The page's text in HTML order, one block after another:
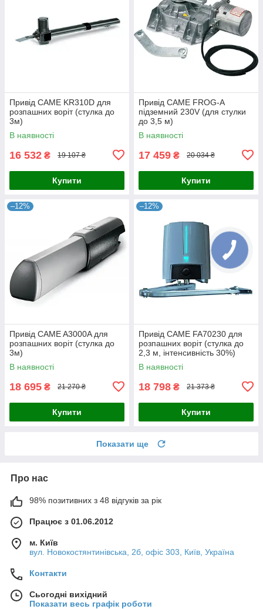
Привід CAME KR310D для
розпашних воріт (стулка до
3м)
В наявності
16 532 ₴ 19 107 ₴
Купити
Привід CAME FROG-A
підземний 230V (для стулки
до 3,5 м)
В наявності
17 459 ₴ 20 034 ₴
Купити
–12%
Привід CAME A3000A для
розпашних воріт (стулка до
3м)
В наявності
18 695 ₴ 21 270 ₴
Купити
–12%
Привід CAME FA70230 для
розпашних воріт (стулка до
2,3 м, інтенсивність 30%)
В наявності
18 798 ₴ 21 373 ₴
Купити
Показати ще
Про нас
98% позитивних з 48 відгуків за рік
Працює з 01.06.2012
м. Київ
вул. Новокостянтинівська, 2б, офіс 303, Київ, Україна
Контакти
Сьогодні вихідний
Показати весь графік роботи